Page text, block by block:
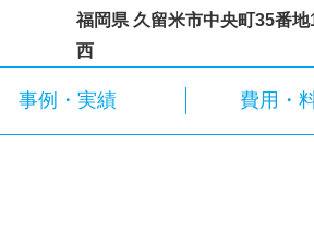
福岡県 久留米市中央町35番
西
事例・実績 費用・